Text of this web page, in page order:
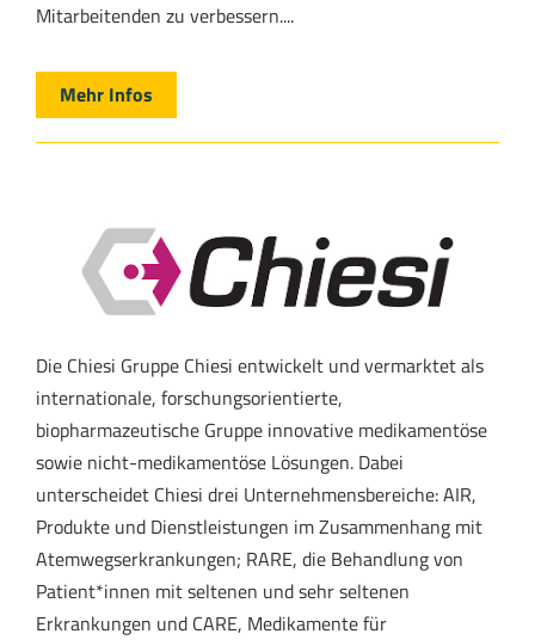
Mitarbeitenden zu verbessern....
Mehr Infos
Die Chiesi Gruppe Chiesi entwickelt und vermarktet als
internationale, forschungsorientierte,
biopharmazeutische Gruppe innovative medikamentöse
sowie nicht-medikamentöse Lösungen. Dabei
unterscheidet Chiesi drei Unternehmensbereiche: AIR,
Produkte und Dienstleistungen im Zusammenhang mit
Atemwegserkrankungen; RARE, die Behandlung von
Patient*innen mit seltenen und sehr seltenen
Erkrankungen und CARE, Medikamente für